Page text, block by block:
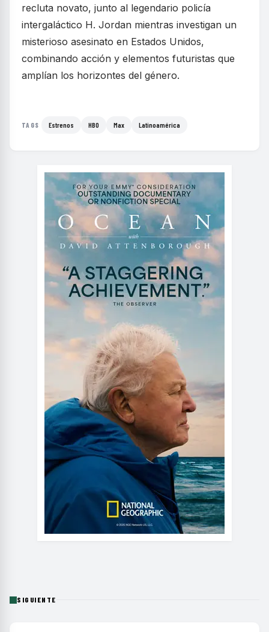
recluta novato, junto al legendario policía
intergaláctico H. Jordan mientras investigan un
misterioso asesinato en Estados Unidos,
combinando acción y elementos futuristas que
amplían los horizontes del género.
TAGS Estrenos HBO Max Latinoamérica
SIGUIENTE